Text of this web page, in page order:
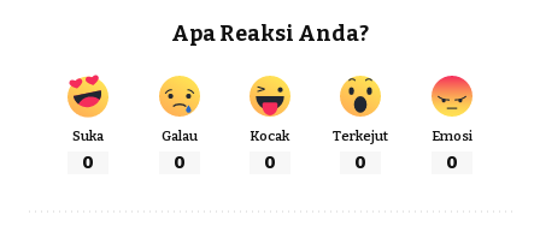
Apa Reaksi Anda?
Suka
0
Galau
0
Kocak
0
Terkejut
0
Emosi
0